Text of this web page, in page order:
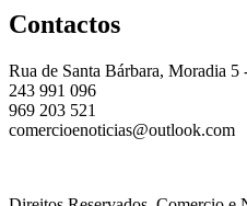
Contactos
Rua de Santa Bárbara, Moradia
243 991 096
969 203 521
comercioenoticias@outlook.com